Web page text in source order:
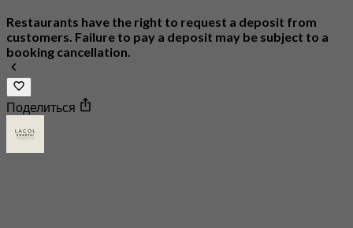
Restaurants have the right to request a deposit from
customers. Failure to pay a deposit may be subject to a
booking cancellation.
Поделиться